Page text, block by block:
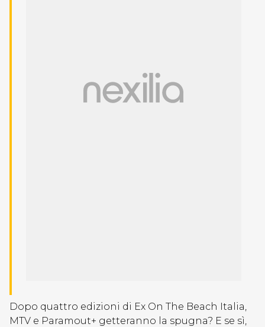
Dopo quattro edizioni di Ex On The Beach Italia,
MTV e Paramout+ getteranno la spugna? E se sì,